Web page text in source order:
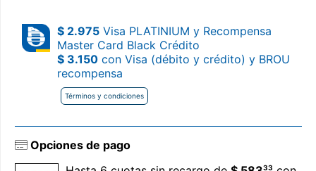
$ 2.975 Visa PLATINIUM y Recompensa
Master Card Black Crédito
$ 3.150 con Visa (débito y crédito) y BROU
recompensa
Términos y condiciones
Opciones de pago
33